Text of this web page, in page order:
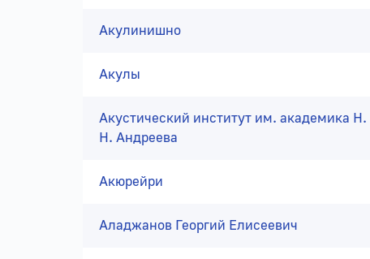
Акулинишно
Акулы
Акустический институт им. академика Н.
Н. Андреева
Акюрейри
Аладжанов Георгий Елисеевич